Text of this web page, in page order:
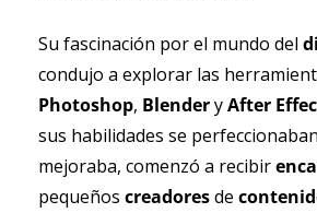
Su fascinación por el mundo del
Photoshop, Blender y After
sus habilidades se
mejoraba, comenzó a recibir
pequeños creadores de